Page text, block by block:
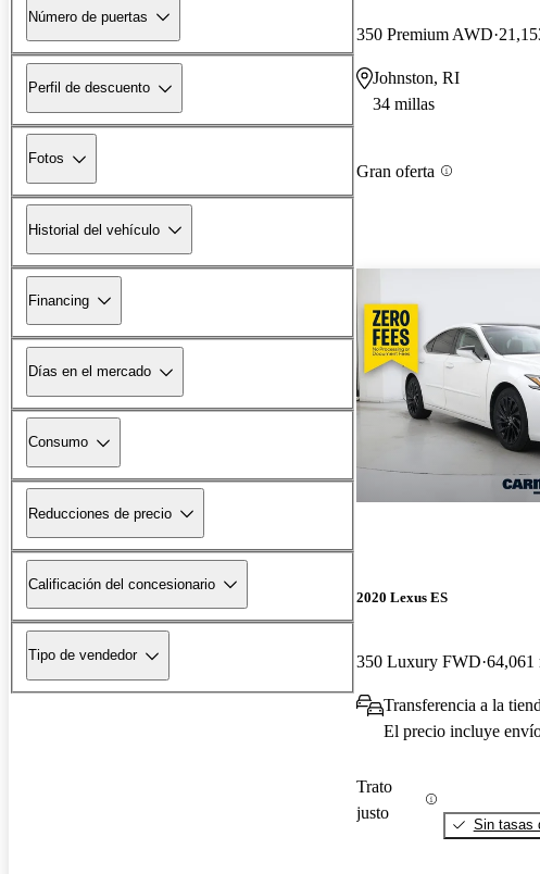
Número de puertas
Perfil de descuento
Fotos
Historial del vehículo
Financing
Días en el mercado
Consumo
Reducciones de precio
Calificación del concesionario
Tipo de vendedor
350 Premium AWD
Johnston, RI
34 millas
Gran oferta
2020 Lexus ES
350 Luxury FWD 64,061
Transferencia a la
El precio incluye
Trato
justo
Sin tasas